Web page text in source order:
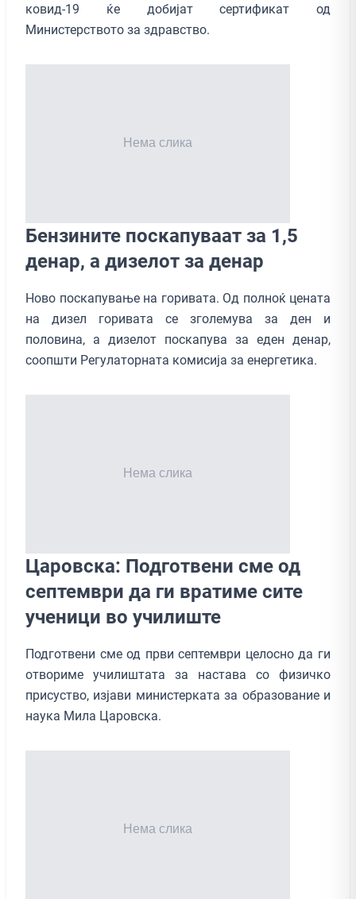
ковид-19 ќе добијат сертификат од
Министерството за здравство.
Бензините поскапуваат за 1,5
денар, а дизелот за денар
Ново поскапување на горивата. Од полноќ цената
на дизел горивата се зголемува за ден и
половина, а дизелот поскапува за еден денар,
соопшти Регулаторната комисија за енергетика.
Царовска: Подготвени сме од
септември да ги вратиме сите
ученици во училиште
Подготвени сме од први септември целосно да ги
отвориме училиштата за настава со физичко
присуство, изјави министерката за образование и
наука Мила Царовска.